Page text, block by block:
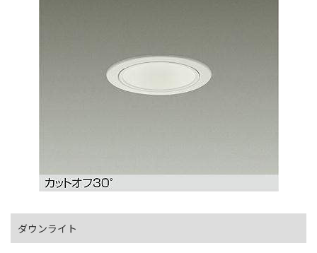
ダウンライト